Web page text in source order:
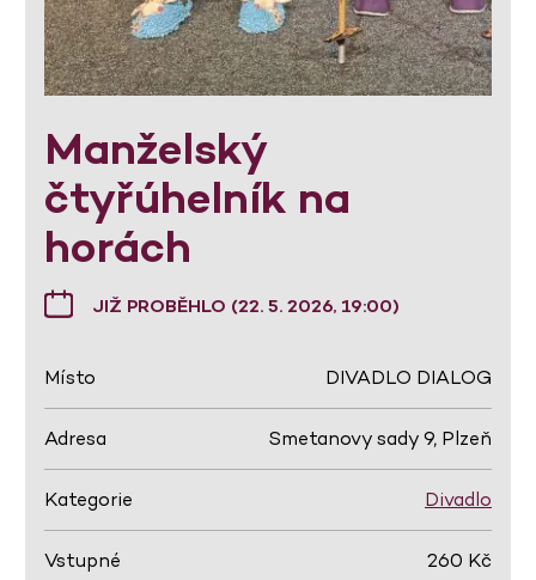
Manželský
čtyřúhelník na
horách
JIŽ PROBĚHLO (22. 5. 2026, 19:00)
Místo DIVADLO DIALOG
Adresa Smetanovy sady 9, Plzeň
Kategorie Divadlo
Vstupné 260 Kč